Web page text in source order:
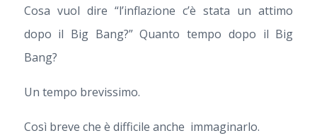
Cosa vuol dire “l’inflazione c’è stata un attimo
dopo il Big Bang?” Quanto tempo dopo il Big
Bang?
Un tempo brevissimo.
Così breve che è difficile anche immaginarlo.